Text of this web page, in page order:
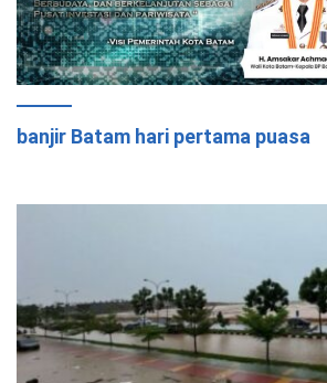
banjir Batam hari pertama puasa